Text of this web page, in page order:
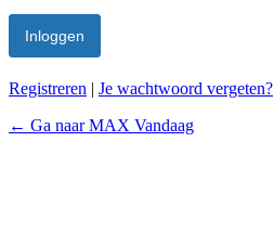
Registreren | Je wachtwoord vergeten?
← Ga naar MAX Vandaag